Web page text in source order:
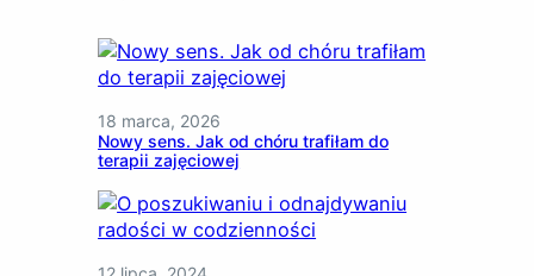
18 marca, 2026
Nowy sens. Jak od chóru trafiłam do
terapii zajęciowej